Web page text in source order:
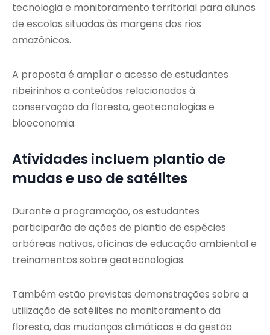
tecnologia e monitoramento territorial para alunos
de escolas situadas às margens dos rios
amazônicos.
A proposta é ampliar o acesso de estudantes
ribeirinhos a conteúdos relacionados à
conservação da floresta, geotecnologias e
bioeconomia.
Atividades incluem plantio de
mudas e uso de satélites
Durante a programação, os estudantes
participarão de ações de plantio de espécies
arbóreas nativas, oficinas de educação ambiental e
treinamentos sobre geotecnologias.
Também estão previstas demonstrações sobre a
utilização de satélites no monitoramento da
floresta, das mudanças climáticas e da gestão